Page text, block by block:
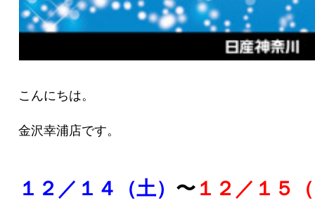
こんにちは。
金沢幸浦店です。
１２／１４（土） 〜 １２／１５